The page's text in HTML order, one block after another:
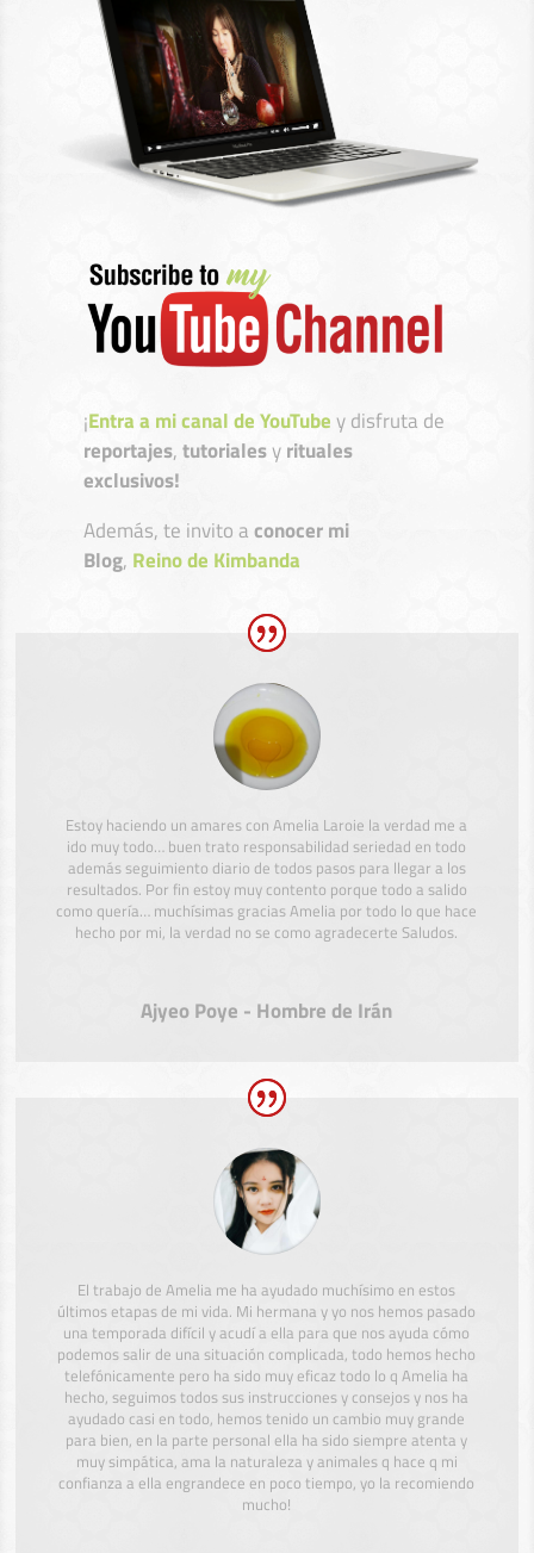
¡Entra a mi canal de YouTubey disfruta de
reportajes,tutorialesyrituales
exclusivos!
Además, te invito aconocer mi
Blog, Reino de Kimbanda
Estoy haciendo un amares con Amelia Laroie la verdad me a
ido muy todo… buen trato responsabilidad seriedad en todo
además seguimiento diario de todos pasos para llegar a los
resultados. Por fin estoy muy contento porque todo a salido
como quería… muchísimas gracias Amelia por todo lo que hace
hecho por mi, la verdad no se como agradecerte Saludos.
Ajyeo Poye - Hombre de Irán
El trabajo de Amelia me ha ayudado muchísimo en estos
últimos etapas de mi vida. Mi hermana y yo nos hemos pasado
una temporada difícil y acudí a ella para que nos ayuda cómo
podemos salir de una situación complicada, todo hemos hecho
telefónicamente pero ha sido muy eficaz todo lo q Amelia ha
hecho, seguimos todos sus instrucciones y consejos y nos ha
ayudado casi en todo, hemos tenido un cambio muy grande
para bien, en la parte personal ella ha sido siempre atenta y
muy simpática, ama la naturaleza y animales q hace q mi
confianza a ella engrandece en poco tiempo, yo la recomiendo
mucho!